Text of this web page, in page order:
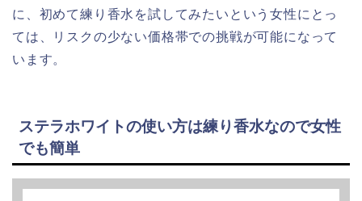
に、初めて練り香水を試してみたいという女性にとっ
ては、リスクの少ない価格帯での挑戦が可能になって
います。
ステラホワイトの使い方は練り香水なので女性
でも簡単